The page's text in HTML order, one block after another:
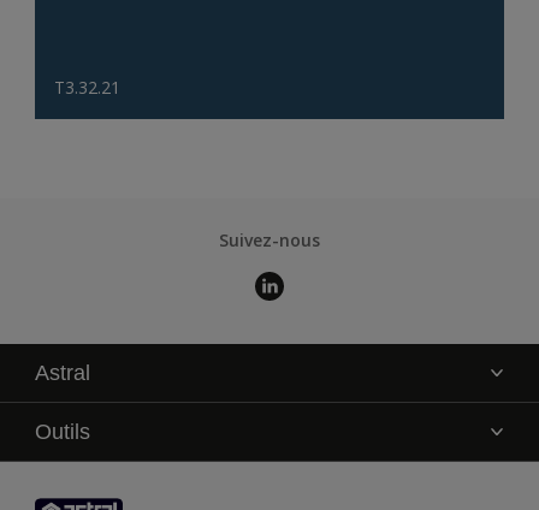
T3.32.21
Suivez-nous
Astral
La marque
Service technique
Contact
Outils